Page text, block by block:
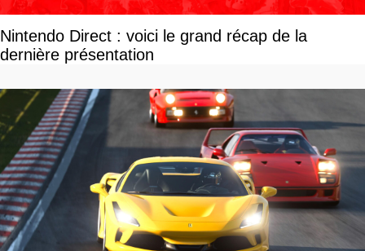
Nintendo Direct : voici le grand récap de la
dernière présentation